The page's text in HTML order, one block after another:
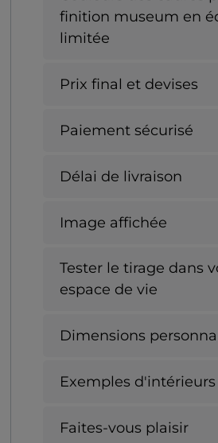
finition museum en
limitée
Prix final et devises
Paiement sécurisé
Délai de livraison
Image affichée
Tester le tirage dans
espace de vie
Dimensions
Exemples d'intérieurs
Faites-vous plaisir